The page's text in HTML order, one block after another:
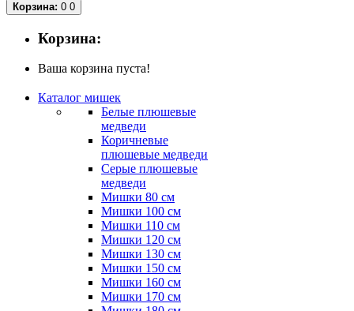
Корзина: 0 0
Корзина:
Ваша корзина пуста!
Каталог мишек
Белые плюшевые
медведи
Коричневые
плюшевые медведи
Серые плюшевые
медведи
Мишки 80 см
Мишки 100 см
Мишки 110 см
Мишки 120 см
Мишки 130 см
Мишки 150 см
Мишки 160 см
Мишки 170 см